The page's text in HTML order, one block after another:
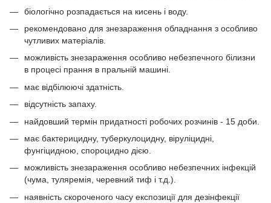
біологічно розпадається на кисень і воду.
рекомендовано для знезараження обладнання з особливо
чутливих матеріалів.
можливість знезараження особливо небезпечного білизни
в процесі прання в пральній машині.
має відбілюючі здатність.
відсутність запаху.
найдовший термін придатності робочих розчинів - 15 доби.
має бактерицидну, туберкулоцидну, віруліцидні,
фунгіцидною, спороцидно дією.
можливість знезараження особливо небезпечних інфекцій
(чума, туляремія, черевний тиф і т.д.).
наявність скороченого часу експозиції для дезінфекції